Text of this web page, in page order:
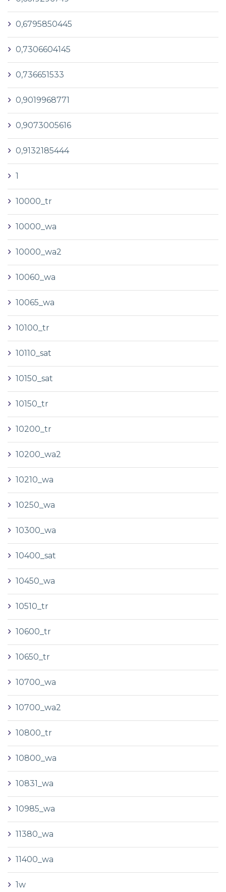
0,6795850445
0,7306604145
0,736651533
0,9019968771
0,9073005616
0,9132185444
1
10000_tr
10000_wa
10000_wa2
10060_wa
10065_wa
10100_tr
10110_sat
10150_sat
10150_tr
10200_tr
10200_wa2
10210_wa
10250_wa
10300_wa
10400_sat
10450_wa
10510_tr
10600_tr
10650_tr
10700_wa
10700_wa2
10800_tr
10800_wa
10831_wa
10985_wa
11380_wa
11400_wa
1w